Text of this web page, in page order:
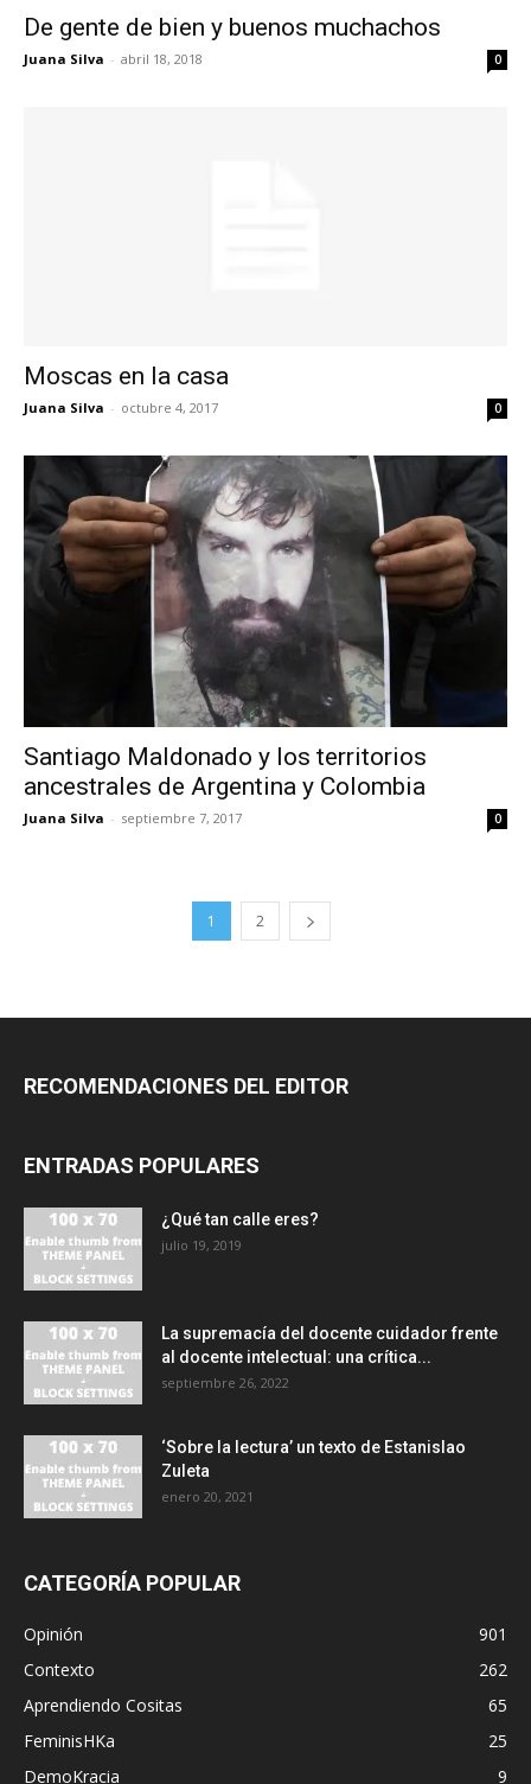
De gente de bien y buenos muchachos
Juana Silva - abril 18, 2018 0
Moscas en la casa
Juana Silva - octubre 4, 2017 0
Santiago Maldonado y los territorios
ancestrales de Argentina y Colombia
Juana Silva - septiembre 7, 2017 0
1 2
RECOMENDACIONES DEL EDITOR
ENTRADAS POPULARES
¿Qué tan calle eres?
julio 19, 2019
La supremacía del docente cuidador frente
al docente intelectual: una crítica...
septiembre 26, 2022
‘Sobre la lectura’ un texto de Estanislao
Zuleta
enero 20, 2021
CATEGORÍA POPULAR
Opinión
901
Contexto
262
Aprendiendo Cositas
65
FeminisHKa
25
DemoKracia
9